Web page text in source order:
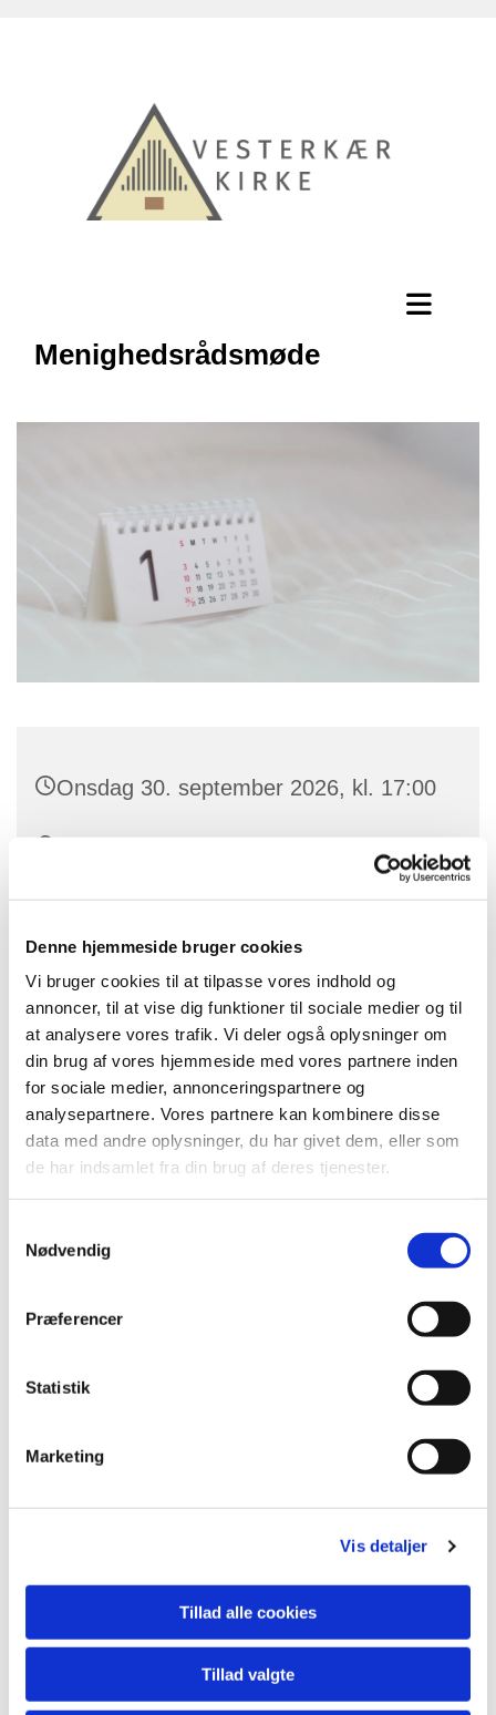
Denne hjemmeside bruger cookies
Vi bruger cookies til at tilpasse vores indhold og
annoncer, til at vise dig funktioner til sociale medier og til
at analysere vores trafik. Vi deler også oplysninger om
din brug af vores hjemmeside med vores partnere inden
for sociale medier, annonceringspartnere og
analysepartnere. Vores partnere kan kombinere disse
data med andre oplysninger, du har givet dem, eller som
de har indsamlet fra din brug af deres tjenester.
Nødvendig
Præferencer
Statistik
Marketing
Vis detaljer
Tillad alle cookies
Tillad valgte
Menighedsrådsmøde
Onsdag 30. september 2026, kl. 17:00
skydebanevej 2, Skydebanevej 2, 9000
Du vil måske også kunne lide...